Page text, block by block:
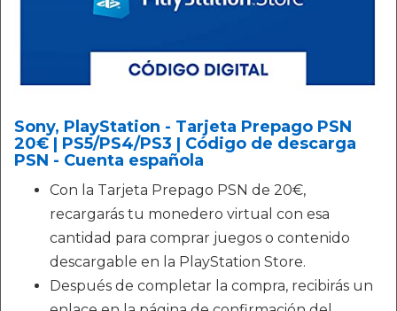
Sony, PlayStation - Tarjeta Prepago PSN
20€ | PS5/PS4/PS3 | Código de descarga
PSN - Cuenta española
Con la Tarjeta Prepago PSN de 20€,
recargarás tu monedero virtual con esa
cantidad para comprar juegos o contenido
descargable en la PlayStation Store.
Después de completar la compra, recibirás un